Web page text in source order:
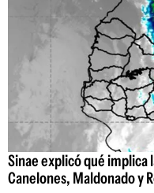
Sinae explicó qué implica
Canelones, Maldonado y